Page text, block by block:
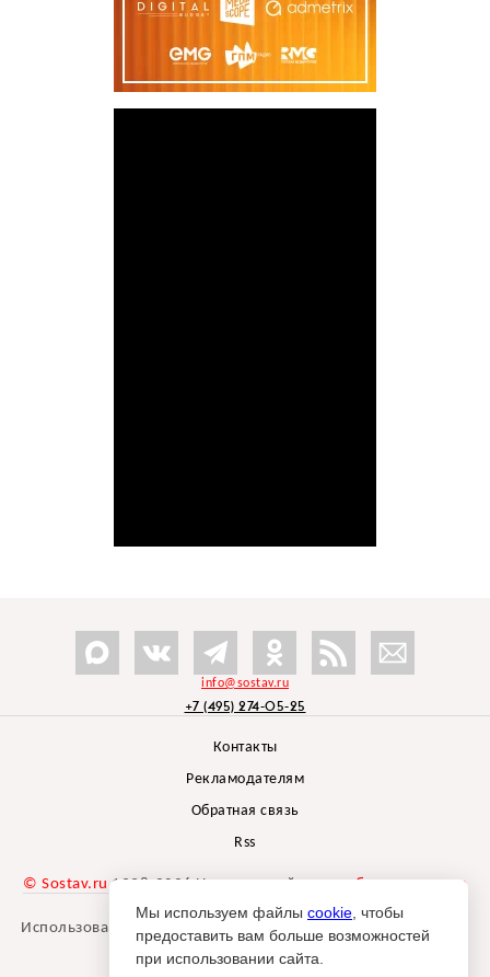
info@sostav.ru
+7 (495) 274-05-25
Контакты
Рекламодателям
Обратная связь
Rss
© Sostav.ru 1998-2026 Независимый проектбрендингового
агентства Depot
Использование материалов Sostav.ru допустимо только при
указании источника.
Мы используем файлы cookie , чтобы
предоставить вам больше возможностей
при использовании сайта.